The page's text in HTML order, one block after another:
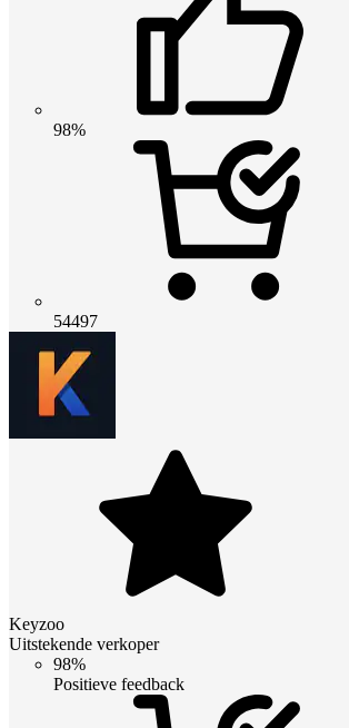
98%
54497
Keyzoo
Uitstekende verkoper
98%
Positieve feedback